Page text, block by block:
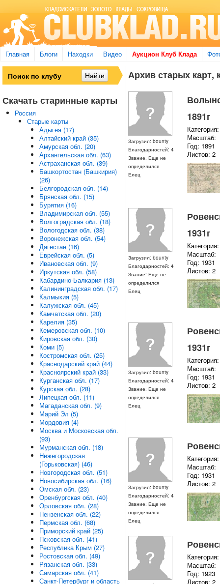
Главная Блоги Находки Видео Аукцион Клуб Клада
Архив старых карт,
Загрузил: bounty
Благодарностей: 4
Звание: Еще не
определился
Елец
1891г
Масштаб:
Год: 1891
Листов: 2
Загрузил: bounty
Благодарностей: 4
Звание: Еще не
определился
Елец
1931г
Масштаб:
Год: 1931
Листов: 2
Загрузил: bounty
Благодарностей: 4
Звание: Еще не
определился
Елец
1931г
Масштаб:
Год: 1931
Листов: 2
Загрузил: bounty
Благодарностей: 4
Звание: Еще не
определился
Елец
Масштаб:
Год: 1931
Листов: 2
Масштаб:
Год: 1923
Листов: 2
Скачать старинные карты
Россия
Старые карты
Адыгея (17)
Алтайский край (35)
Амурская обл. (20)
Архангельская обл. (63)
Астраханская обл. (39)
Башкортостан (Башкирия)
(26)
Белгородская обл. (14)
Брянская обл. (15)
Бурятия (16)
Владимирская обл. (55)
Волгоградская обл. (18)
Вологодская обл. (38)
Воронежская обл. (54)
Дагестан (16)
Еврейская обл. (5)
Ивановская обл. (9)
Иркутская обл. (58)
Кабардино-Балкария (13)
Калининградская обл. (17)
Калмыкия (5)
Калужская обл. (45)
Камчатская обл. (20)
Карелия (35)
Кемеровская обл. (10)
Кировская обл. (30)
Коми (5)
Костромская обл. (25)
Краснодарский край (44)
Красноярский край (33)
Курганская обл. (17)
Курская обл. (28)
Липецкая обл. (11)
Магаданская обл. (9)
Марий Эл (5)
Мордовия (4)
Москва и Московская обл.
(93)
Мурманская обл. (18)
Нижегородская
(Горьковская) (46)
Новгородская обл. (51)
Новосибирская обл. (16)
Омская обл. (23)
Оренбургская обл. (40)
Орловская обл. (28)
Пензенская обл. (22)
Пермская обл. (68)
Приморский край (25)
Псковская обл. (41)
Республика Крым (27)
Ростовская обл. (49)
Рязанская обл. (33)
Самарская обл. (41)
Санкт-Петербург и область